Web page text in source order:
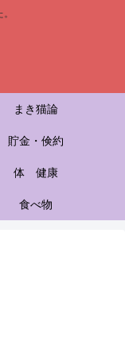
まき猫論
貯金・倹約
体 健康
食べ物